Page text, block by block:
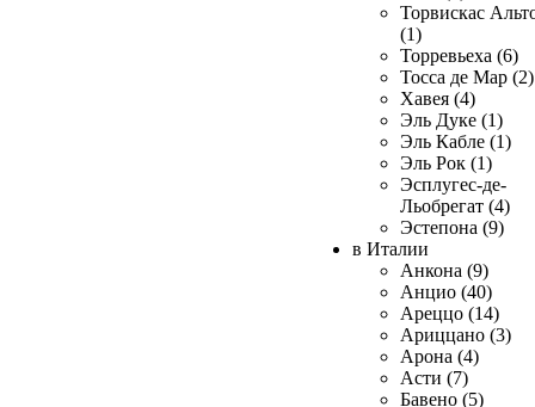
Торвискас
(1)
Торревьеха (6)
Тосса де Мар (2)
Хавея (4)
Эль Дуке (1)
Эль Кабле (1)
Эль Рок (1)
Эсплугес-де-
Льобрегат (4)
Эстепона (9)
в Италии
Анкона (9)
Анцио (40)
Ареццо (14)
Ариццано (3)
Арона (4)
Асти (7)
Бавено (5)